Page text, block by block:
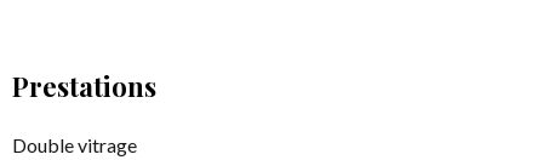
Prestations
Double vitrage